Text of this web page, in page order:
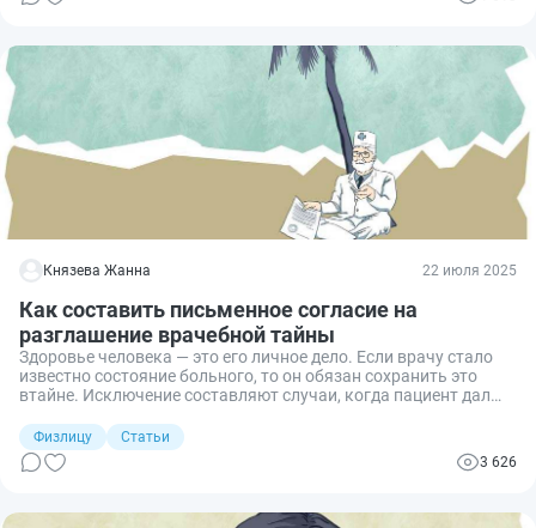
множество, но не все из них широко известны. Одним из таких
комплаенс-рисков. Разберем подробнее, что это такое и как
Князева Жанна 22 июля 2025
Как составить письменное согласие на
разглашение врачебной тайны
Здоровье человека — это его личное дело. Если врачу стало
известно состояние больного, то он обязан сохранить это
втайне. Исключение составляют случаи, когда пациент дал
оформить.
Физлицу
Статьи
3 626